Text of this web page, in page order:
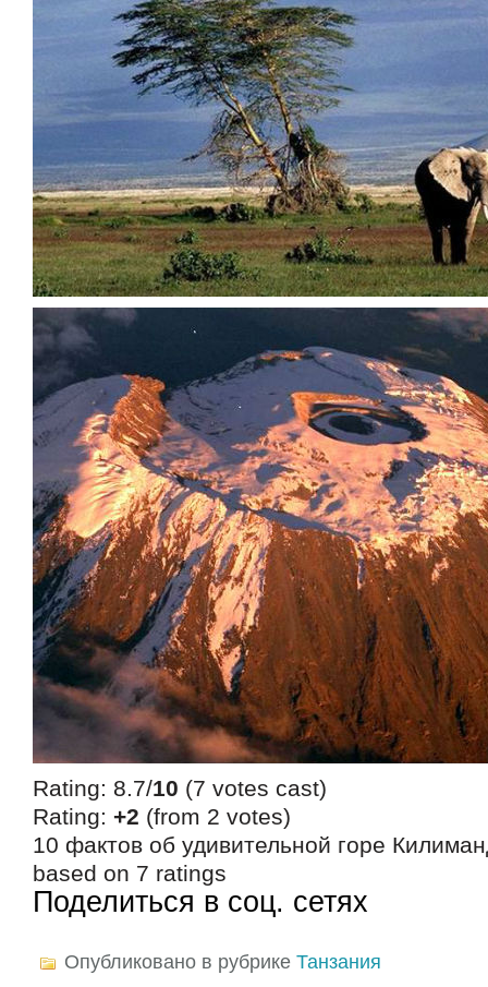
Rating: 8.7/10 (7 votes cast)
Rating: +2 (from 2 votes)
10 фактов об удивительной горе
based on 7 ratings
Поделиться в соц. сетях
Опубликовано в рубрике Танзания